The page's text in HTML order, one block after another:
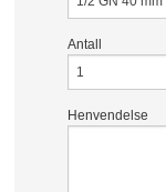
Antall
Henvendelse